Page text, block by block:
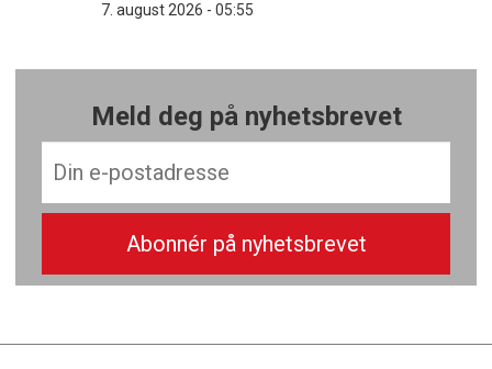
7. august 2026 - 05:55
Meld deg på nyhetsbrevet